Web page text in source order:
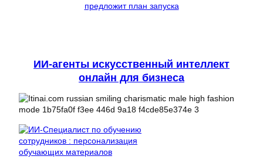
предложит план запуска
ИИ-агенты искусственный интеллект
онлайн для бизнеса